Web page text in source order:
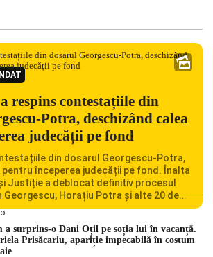
respins contestațiile din
Potra, deschizând calea
judecății pe fond
din dosarul Georgescu-Potra,
începerea judecății pe fond. Înalta
Justiție a deblocat definitiv procesul
Georgescu, Horațiu Potra și alte 20 de
de acțiuni îndreptate împotriva
În ședința din camera preliminară,
supremă au […]
a surprins-o Dani Oțil pe soția lui în vacanță.
Prisăcariu, apariție impecabilă în costum